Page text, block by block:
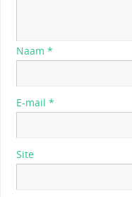
Naam *
E-mail *
Site